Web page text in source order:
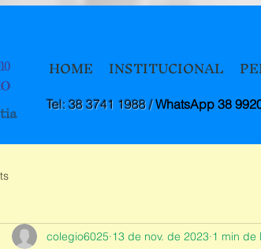
HOME INSTITUCIONAL
Tel: 38 3741 1988 /WhatsApp 38
colegio6025 13 de nov. de 2023 1 min de